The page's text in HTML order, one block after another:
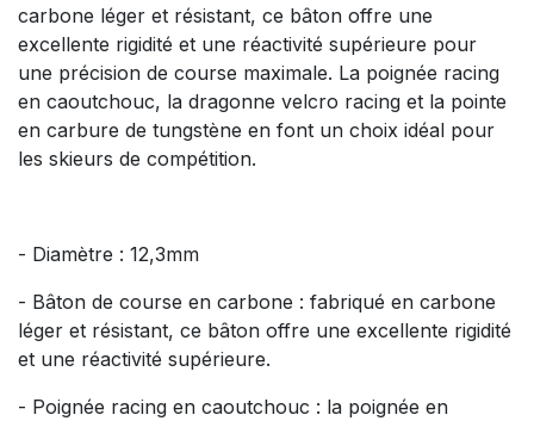
carbone léger et résistant, ce bâton offre une
excellente rigidité et une réactivité supérieure pour
une précision de course maximale. La poignée racing
en caoutchouc, la dragonne velcro racing et la pointe
en carbure de tungstène en font un choix idéal pour
les skieurs de compétition.
- Diamètre : 12,3mm
- Bâton de course en carbone : fabriqué en carbone
léger et résistant, ce bâton offre une excellente rigidité
et une réactivité supérieure.
- Poignée racing en caoutchouc : la poignée en